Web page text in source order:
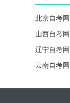
北京自考网
山西自考网
辽宁自考网
云南自考网